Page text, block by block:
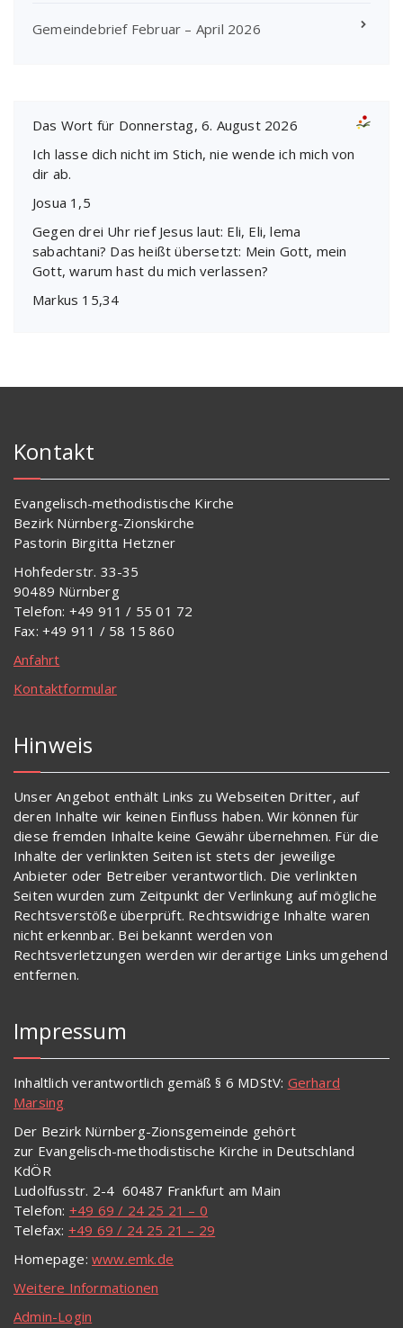
Gemeindebrief Februar – April 2026
Das Wort für Donnerstag, 6. August 2026
Ich lasse dich nicht im Stich, nie wende ich mich von
dir ab.
Josua 1,5
Gegen drei Uhr rief Jesus laut: Eli, Eli, lema
sabachtani? Das heißt übersetzt: Mein Gott, mein
Gott, warum hast du mich verlassen?
Markus 15,34
Kontakt
Evangelisch-methodistische Kirche
Bezirk Nürnberg-Zionskirche
Pastorin Birgitta Hetzner
Hohfederstr. 33-35
90489 Nürnberg
Telefon: +49 911 / 55 01 72
Fax: +49 911 / 58 15 860
Anfahrt
Kontaktformular
Hinweis
Unser Angebot enthält Links zu Webseiten Dritter, auf
deren Inhalte wir keinen Einfluss haben. Wir können für
diese fremden Inhalte keine Gewähr übernehmen. Für die
Inhalte der verlinkten Seiten ist stets der jeweilige
Anbieter oder Betreiber verantwortlich. Die verlinkten
Seiten wurden zum Zeitpunkt der Verlinkung auf mögliche
Rechtsverstöße überprüft. Rechtswidrige Inhalte waren
nicht erkennbar. Bei bekannt werden von
Rechtsverletzungen werden wir derartige Links umgehend
entfernen.
Impressum
Inhaltlich verantwortlich gemäß § 6 MDStV: Gerhard
Marsing
Der Bezirk Nürnberg-Zionsgemeinde gehört
zur Evangelisch-methodistische Kirche in Deutschland
KdÖR
Ludolfusstr. 2-4 60487 Frankfurt am Main
Telefon: +49 69 / 24 25 21 – 0
Telefax: +49 69 / 24 25 21 – 29
Homepage: www.emk.de
Weitere Informationen
Admin-Login